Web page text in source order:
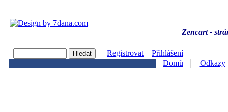
Zencart -
Registrovat
Přihlášení
Domů
Odkazy